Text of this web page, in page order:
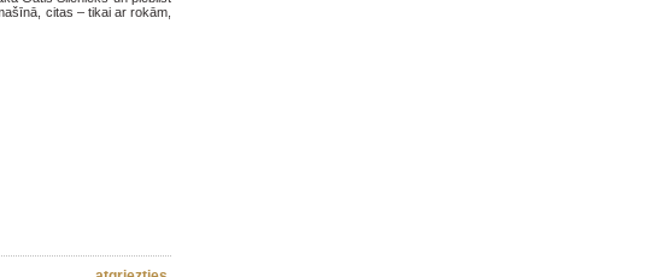
citas – tikai ar rokām,